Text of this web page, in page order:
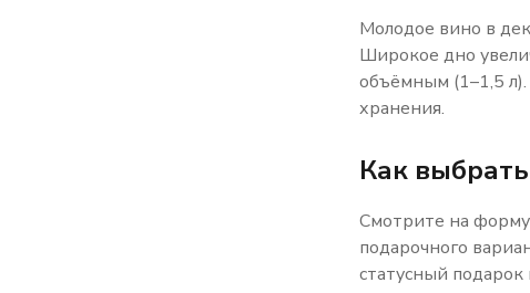
Молодое вино в
Широкое дно
объёмным (1–1,5
хранения.
Как
Смотрите на форму
подарочного
статусный